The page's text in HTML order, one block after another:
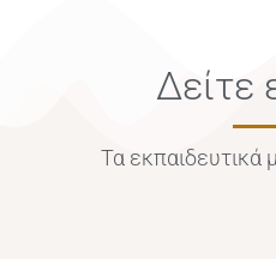
Δείτε
Τα εκπαιδευτικά